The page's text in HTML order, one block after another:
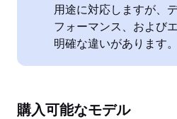
用途に対応しますが、
フォーマンス、および
明確な違いがあります。
購入可能なモデル